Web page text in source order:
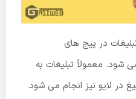
در پیج های
شود. معمولاً تبلیغات به
لایو نیز انجام می شود.